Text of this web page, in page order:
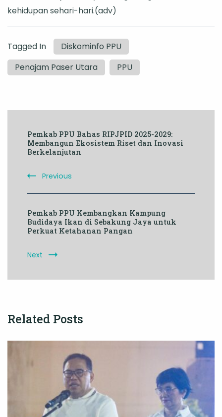
kehidupan sehari-hari.(adv)
Tagged In
Diskominfo PPU
Penajam Paser Utara
PPU
Navigation
Pemkab PPU Bahas RIPJPID 2025-2029:
Membangun Ekosistem Riset dan Inovasi
Berkelanjutan
Previous
Pemkab PPU Kembangkan Kampung
Budidaya Ikan di Sebakung Jaya untuk
Perkuat Ketahanan Pangan
Next
Related Posts